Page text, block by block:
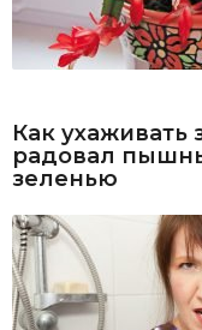
Как ухаживать
радовал
зеленью